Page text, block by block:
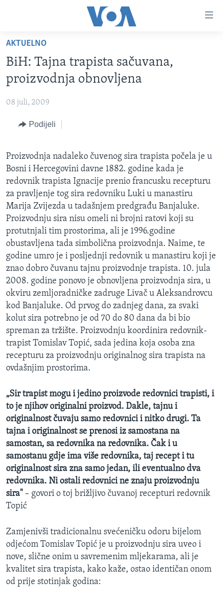
glavni
sadržaj
na
glavnu
navigaciju
FOTOGRAFIJE DANA
VIJESTI
SJEDINJENE AMERIČKE DRŽAVE
SVIJET
NAUKA I TEHNOLOGIJA
KORUPCIJA
SLOBODA MEDIJA
ŽENSKA STRANA
IZBJEGLIČKA STRANA
MAGAZIN
O GLASU AMERIKE
Learning English
PRATITE NAS
Jezici
AKTUELNO
BiH: Tajna trapista sačuvana,
proizvodnja obnovljena
08 juli, 2009
Podijeli
Proizvodnja nadaleko čuvenog sira trapista počela je u
Bosni i Hercegovini davne 1882. godine kada je
redovnik trapista Ignacije prenio francusku recepturu
za pravljenje tog sira redovniku Luki u manastiru
Marija Zvijezda u tadašnjem predgrađu Banjaluke.
Proizvodnju sira nisu omeli ni brojni ratovi koji su
protutnjali tim prostorima, ali je 1996.godine
obustavljena tada simbolična proizvodnja. Naime, te
godine umro je i posljednji redovnik u manastiru koji je
znao dobro čuvanu tajnu proizvodnje trapista. 10. jula
2008. godine ponovo je obnovljena proizvodnja sira, u
okviru zemljoradničke zadruge Livač u Aleksandrovcu
kod Banjaluke. Od prvog do zadnjeg dana, za svaki
kolut sira potrebno je od 70 do 80 dana da bi bio
spreman za tržište. Proizvodnju koordinira redovnik-
trapist Tomislav Topić, sada jedina koja osoba zna
recepturu za proizvodnju originalnog sira trapista na
ovdašnjim prostorima.
„Sir trapist mogu i jedino proizvode redovnici trapisti, i
to je njihov originalni proizvod. Dakle, tajnu i
originalnost čuvaju samo redovnici i nitko drugi. Ta
tajna i originalnost se prenosi iz samostana na
samostan, sa redovnika na redovnika. Čak i u
samostanu gdje ima više redovnika, taj recept i tu
originalnost sira zna samo jedan, ili eventualno dva
redovnika. Ni ostali redovnici ne znaju proizvodnju
sira" – govori o toj brižljivo čuvanoj recepturi redovnik
Topić
Zamjenivši tradicionalnu svećeničku odoru bijelom
odjećom Tomislav Topić je u proizvodnju sira uveo i
nove, slične onim u savremenim mljekarama, ali je
kvalitet sira trapista, kako kaže, ostao identičan onom
od prije stotinjak godina: